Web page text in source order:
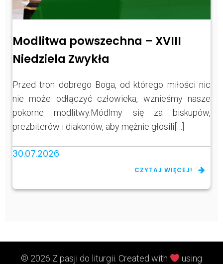
Modlitwa powszechna – XVIII
Niedziela Zwykła
Przed tron dobrego Boga, od którego miłości nic
nie może odłączyć człowieka, wznieśmy nasze
pokorne modlitwy.Módlmy się za biskupów,
prezbiterów i diakonów, aby mężnie głosili[…]
30.07.2026
CZYTAJ WIĘCEJ!
© 2026 Z pasji do liturgii. Created with using